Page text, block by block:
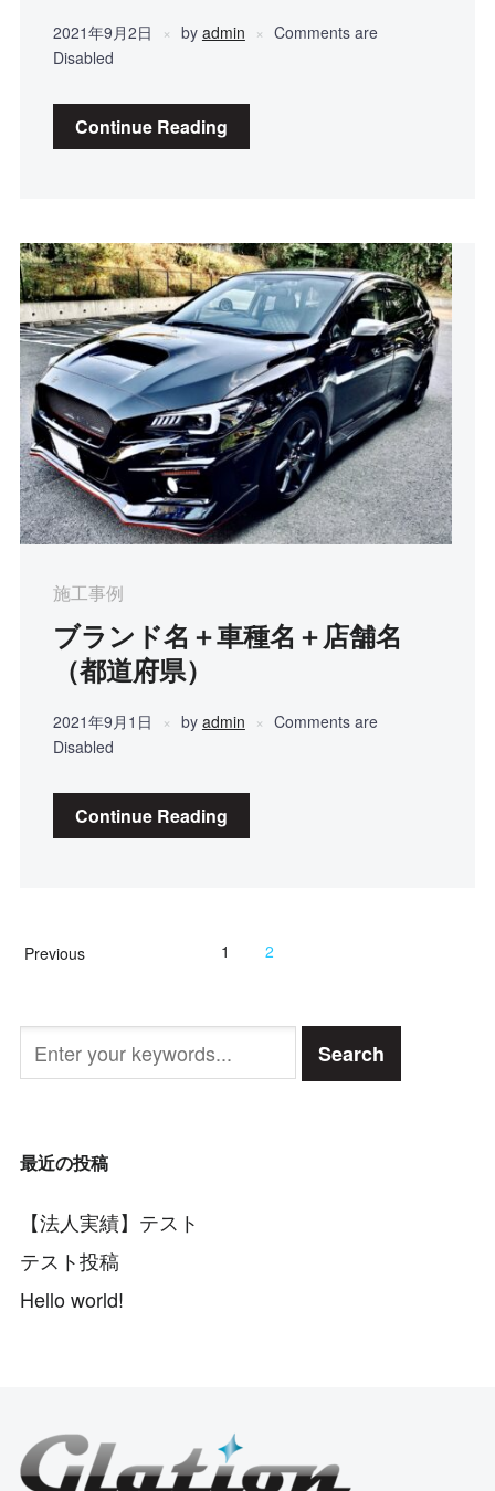
2021年9月2日 by admin
Comments are
Disabled
Continue Reading
施工事例
ブランド名＋車種名＋店舗名
（都道府県）
2021年9月1日 by admin
Comments are
Disabled
Continue Reading
Previous 1 2
最近の投稿
【法人実績】テスト
テスト投稿
Hello world!